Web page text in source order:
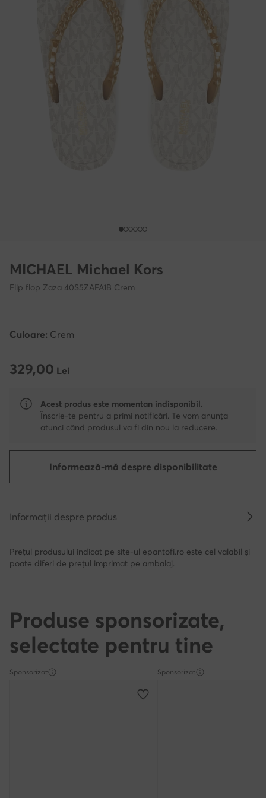
MICHAEL Michael Kors
Flip flop Zaza 40S5ZAFA1B Crem
Culoare: Crem
329,00 Lei
329,00 Lei
Acest produs este momentan indisponibil.
Înscrie-te pentru a primi notificări. Te vom anunța
atunci când produsul va fi din nou la reducere.
Informează-mă despre disponibilitate
Informații despre produs
Prețul produsului indicat pe site-ul epantofi.ro este cel valabil și
poate diferi de prețul imprimat pe ambalaj.
Produse sponsorizate,
selectate pentru tine
Sponsorizat Sponsorizat